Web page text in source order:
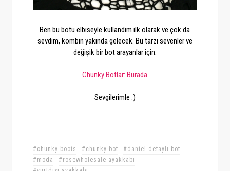
Ben bu botu elbiseyle kullandım ilk olarak ve çok da
sevdim, kombin yakında gelecek. Bu tarzı sevenler ve
değişik bir bot arayanlar için:
Chunky Botlar: Burada
Sevgilerimle :)
#chunky boots #chunky bot
#dantel detaylı bot
#moda
#rosewholesale ayakkabı